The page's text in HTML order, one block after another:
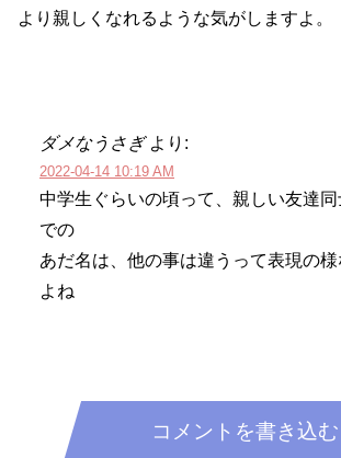
より親しくなれるような気がしますよ。
ダメなうさぎ より:
2022-04-14 10:19 AM
中学生ぐらいの頃って、親しい友達同
での
あだ名は、他の事は違うって表現の
よね
コメントを書き込む